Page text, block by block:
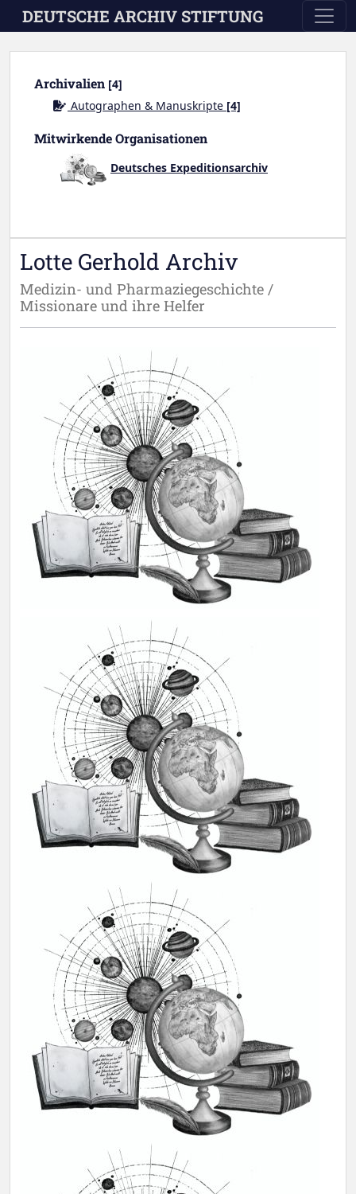
Skip to main content
DEUTSCHE ARCHIV STIFTUNG
Lotte Gerhold Archiv
Medizin- und Pharmaziegeschichte /
Missionare und ihre Helfer
Archivalien [4]
Autographen & Manuskripte [4]
Mitwirkende Organisationen
Deutsches Expeditionsarchiv